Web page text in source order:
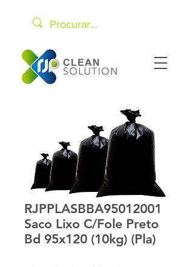
RJPPLASBBA95012001
Saco Lixo C/Fole Preto
Bd 95x120 (10kg) (Pla)